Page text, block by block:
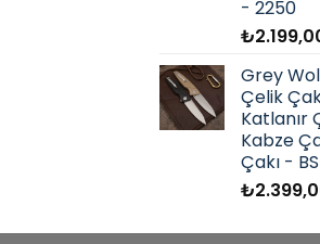
- 2250
₺
Grey
Çelik
Katlanır
Kabze
Çakı -
₺